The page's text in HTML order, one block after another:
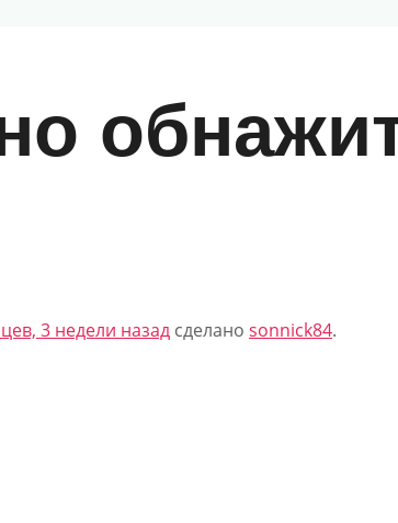
3 недели назад сделано sonnick84.